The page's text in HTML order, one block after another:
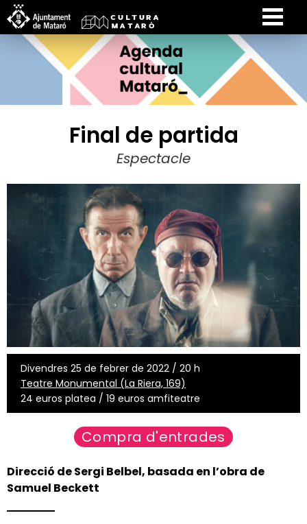
Final de partida
Espectacle
Divendres 25 de febrer de 2022 / 20 h
Teatre Monumental (La Riera, 169)
24 euros platea / 19 euros amfiteatre
Compra d'entrades
Direcció de Sergi Belbel, basada en l’obra de
Samuel Beckett